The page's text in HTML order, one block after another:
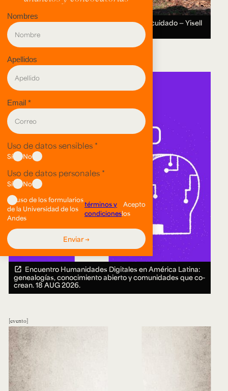
Entre el valle y la montaña: Recorridos del cuidado — Yisell
Tsoi.
12 AUG 2026 ― 11 SEP 2026.
evento
Encuentro Humanidades Digitales en América Latina:
genealogías, conocimiento abierto y comunidades que co-
crean.18 AUG 2026.
evento